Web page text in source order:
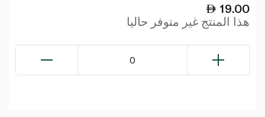
19.00
هذا المنتج غير متوفر حاليا
0